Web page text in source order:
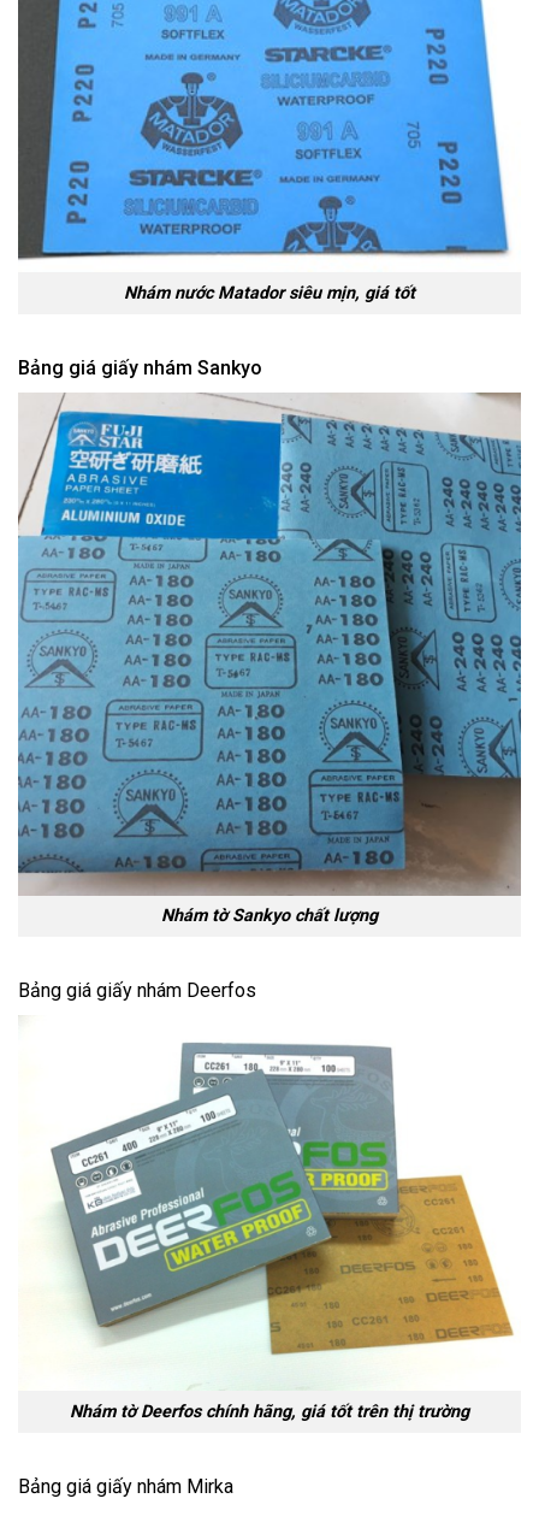
Nhám nước Matador siêu mịn, giá tốt
Bảng giá giấy nhám Sankyo
Nhám tờ Sankyo chất lượng
Bảng giá giấy nhám Deerfos
Nhám tờ Deerfos chính hãng, giá tốt trên thị trường
Bảng giá giấy nhám Mirka